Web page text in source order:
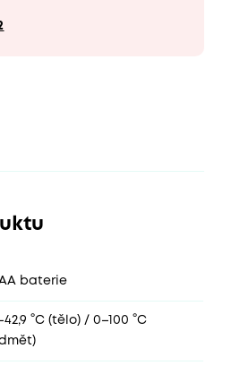
baterie
°C (tělo) / 0–100 °C